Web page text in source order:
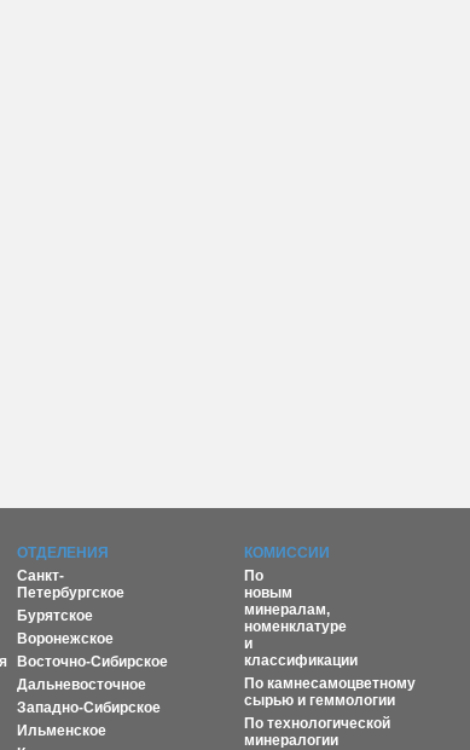
ОТДЕЛЕНИЯ
Санкт-
Петербургское
Бурятское
Воронежское
Восточно-Сибирское
Дальневосточное
Западно-Сибирское
Ильменское
КОМИССИИ
По
новым
минералам,
номенклатуре
и
классификации
По камнесамоцветному
сырью и геммологии
По технологической
минералогии